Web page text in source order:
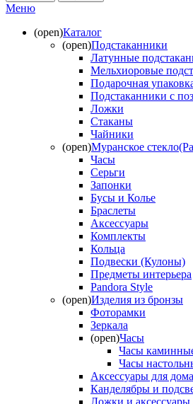
Меню
(open)Каталог
(open)Подстаканники
Латунные
Мельхиоровые
Подарочная
Подстаканники с
Ложки
Стаканы
Чайники
(open)Муранское
Часы
Серьги
Запонки
Бусы и Колье
Браслеты
Аксессуары
Комплекты
Кольца
Подвески (Кулоны)
Предметы интерьера
Pandora Style
(open)Изделия из бронзы
Фоторамки
Зеркала
(open)Часы
Часы
Часы
Аксессуары для дома
Канделябры и